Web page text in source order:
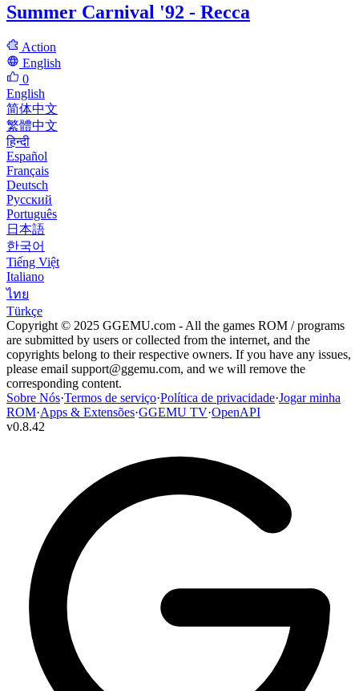
Summer Carnival '92 - Recca
Action
English
0
English
简体中文
繁體中文
हिन्दी
Español
Français
Deutsch
Русский
Português
日本語
한국어
Tiếng Việt
Italiano
ไทย
Türkçe
Copyright © 2025 GGEMU.com - All the games ROM / programs
are submitted by users or collected from the internet, and the
copyrights belong to their respective owners. If you have any issues,
please email support@ggemu.com, and we will remove the
corresponding content.
Sobre Nós·Termos de serviço·Política de privacidade·Jogar minha
ROM·Apps & Extensões·GGEMU TV·OpenAPI
v0.8.42